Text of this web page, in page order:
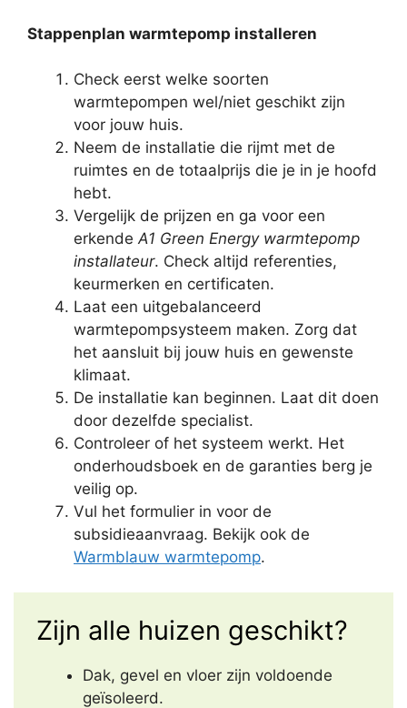
Stappenplan warmtepomp installeren
Check eerst welke soorten
warmtepompen wel/niet geschikt zijn
voor jouw huis.
Neem de installatie die rijmt met de
ruimtes en de totaalprijs die je in je hoofd
hebt.
Vergelijk de prijzen en ga voor een
erkendeA1 Green Energy warmtepomp
installateur. Check altijd referenties,
keurmerken en certificaten.
Laat een uitgebalanceerd
warmtepompsysteem maken. Zorg dat
het aansluit bij jouw huis en gewenste
klimaat.
De installatie kan beginnen. Laat dit doen
door dezelfde specialist.
Controleer of het systeem werkt. Het
onderhoudsboek en de garanties berg je
veilig op.
Vul het formulier in voor de
subsidieaanvraag. Bekijk ook de
Warmblauw warmtepomp.
Zijn alle huizen geschikt?
Dak, gevel en vloer zijn voldoende
geïsoleerd.